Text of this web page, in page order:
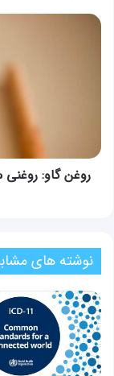
روغن
خواص
درمانی
روغن گاو: روغنی
نوشته های